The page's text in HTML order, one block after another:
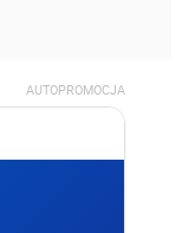
AUTOPROMOCJA